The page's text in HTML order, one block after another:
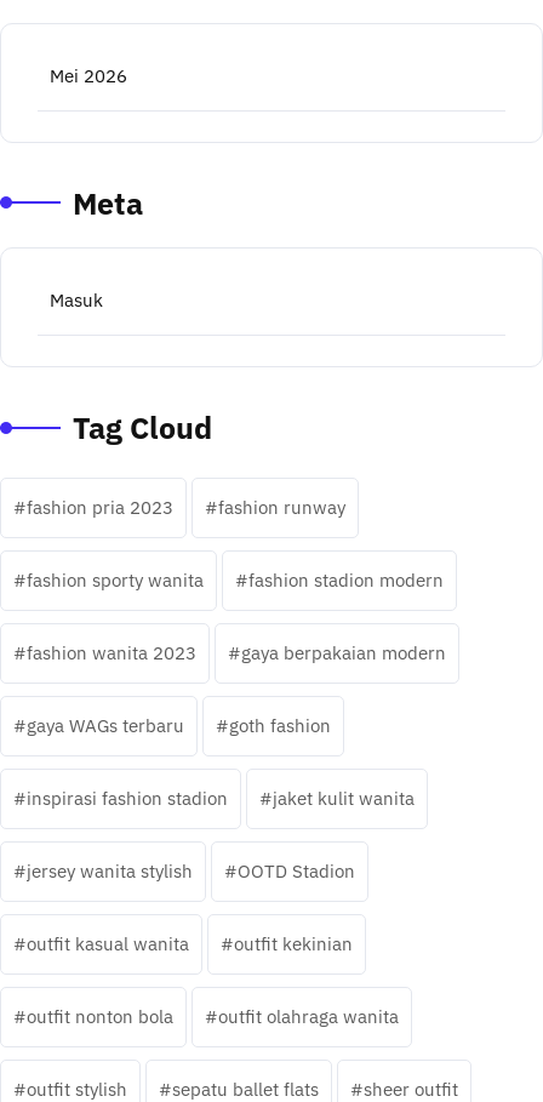
Mei 2026
Meta
Masuk
Tag Cloud
fashion pria 2023 fashion runway
fashion sporty wanita fashion stadion modern
fashion wanita 2023 gaya berpakaian modern
gaya WAGs terbaru goth fashion
inspirasi fashion stadion jaket kulit wanita
jersey wanita stylish OOTD Stadion
outfit kasual wanita outfit kekinian
outfit nonton bola outfit olahraga wanita
outfit stylish sepatu ballet flats sheer outfit